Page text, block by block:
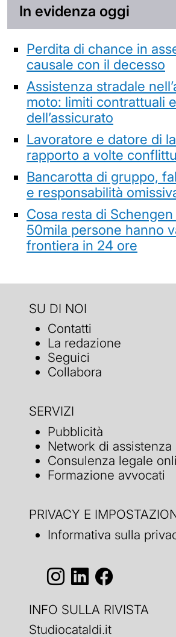
In evidenza oggi
Perdita di chance in
causale con il decesso
Assistenza stradale
moto: limiti contrattuali
dell’assicurato
Lavoratore e datore di
rapporto a volte
Bancarotta di gruppo,
e responsabilità
Cosa resta di
50mila persone hanno
frontiera in 24 ore
SU DI NOI
Contatti
La redazione
Seguici
Collabora
SERVIZI
Pubblicità
Network di assistenza
Consulenza legale
Formazione avvocati
PRIVACY E
Informativa sulla
INFO SULLA RIVISTA
Studiocataldi.it